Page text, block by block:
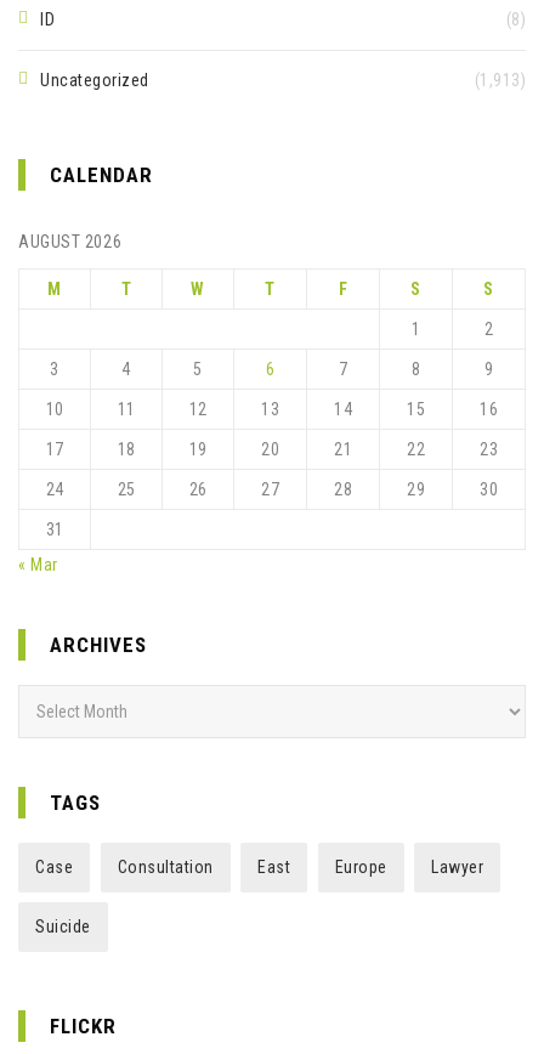
ID (8)
Uncategorized (1,913)
CALENDAR
AUGUST 2026
M T W T F S S
1 2
3 4 5 6 7 8 9
10 11 12 13 14 15 16
17 18 19 20 21 22 23
24 25 26 27 28 29 30
31
« Mar
ARCHIVES
TAGS
Case Consultation East Europe Lawyer
Suicide
FLICKR